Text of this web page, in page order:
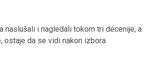
naslušali i nagledali tokom tri decenije, a
ostaje da se vidi nakon izbora.